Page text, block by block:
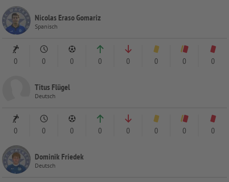
Nicolas Eraso Gomariz
Spanisch
0 0 0 0 0 0 0 0
Titus Flügel
Deutsch
0 0 0 0 0 0 0 0
Dominik Friedek
Deutsch